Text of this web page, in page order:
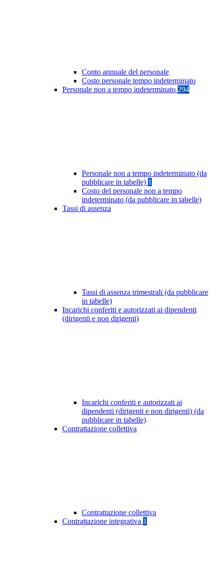
Conto annuale del personale
Costo personale tempo indeterminato
Personale non a tempo indeterminato 294
Personale non a tempo indeterminato (da
pubblicare in tabelle) 1
Costo del personale non a tempo
indeterminato (da pubblicare in tabelle)
Tassi di assenza
Tassi di assenza trimestrali (da pubblicare
in tabelle)
Incarichi conferiti e autorizzati ai dipendenti
(dirigenti e non dirigenti)
Incarichi conferiti e autorizzati ai
dipendenti (dirigenti e non dirigenti) (da
pubblicare in tabelle)
Contrattazione collettiva
Contrattazione collettiva
Contrattazione integrativa 1